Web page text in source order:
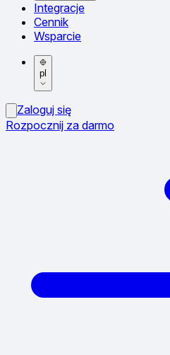
Integracje
Cennik
Wsparcie
pl
Zaloguj się
Rozpocznij za darmo